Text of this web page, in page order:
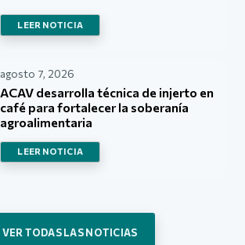
LEER NOTICIA
agosto 7, 2026
ACAV desarrolla técnica de injerto en
café para fortalecer la soberanía
agroalimentaria
LEER NOTICIA
VER TODAS LAS NOTICIAS